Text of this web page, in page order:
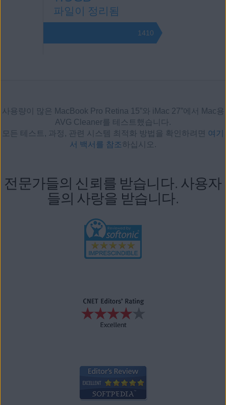
파일이 정리됨
1410
사용량이 많은 MacBook Pro Retina 15”와 iMac 27”에서 Mac용
AVG Cleaner를 테스트했습니다.
모든 테스트, 과정, 관련 시스템 최적화 방법을 확인하려면 여기
서 백서를 참조하십시오.
전문가들의 신뢰를 받습니다. 사용자
들의 사랑을 받습니다.